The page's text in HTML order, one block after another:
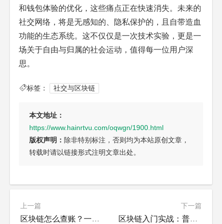
和钱包体验的优化，这些痛点正在快速消失。未来的
社交网络，将是无感知的、隐私保护的，且自带造血
功能的生态系统。这不仅仅是一次技术实验，更是一
场关于自由与归属的社会运动，值得每一位用户深
思。
标签： 社交与区块链
本文地址：
https://www.hainrtvu.com/oqwgn/1900.html
版权声明： 除非特别标注，否则均为本站原创文章，
转载时请以链接形式注明文章出处。
上一篇
区块链怎么查账？一文读懂底层逻辑与应用
下一篇
区块链入门实战：普通人如何看懂币圈价值